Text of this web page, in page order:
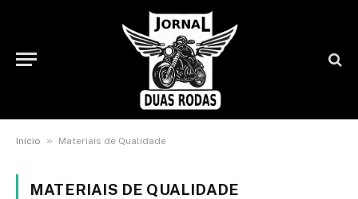
Início » Materiais de Qualidade
MATERIAIS DE QUALIDADE